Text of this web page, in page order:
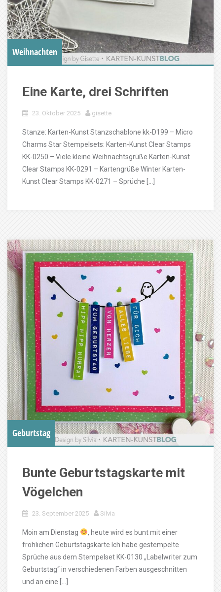
Weihnachten
Eine Karte, drei Schriften
23. Oktober 2025 gisette
Stanze: Karten-Kunst Stanzschablone kk-D199 – Micro
Charms Star Stempelsets: Karten-Kunst Clear Stamps
KK-0250 – Viele kleine Weihnachtsgrüße Karten-Kunst
Clear Stamps KK-0291 – Kartengrüße Winter Karten-
Kunst Clear Stamps KK-0271 – Sprüche […]
Geburtstag
Bunte Geburtstagskarte mit
Vögelchen
23. September 2025 Silvia
Moin am Dienstag
, heute wird es bunt mit einer
fröhlichen Geburtstagskarte Ich habe gestempelte
Sprüche aus dem Stempelset KK-0130 „Labelwriter zum
Geburtstag“ in verschiedenen Farben ausgeschnitten
und an eine […]